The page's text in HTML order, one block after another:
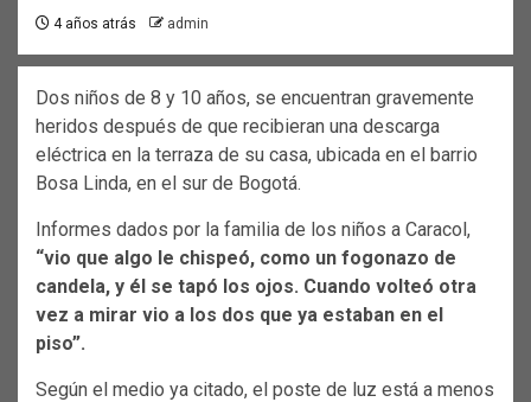
4 años atrás admin
Dos niños de 8 y 10 años, se encuentran gravemente
heridos después de que recibieran una descarga
eléctrica en la terraza de su casa, ubicada en el barrio
Bosa Linda, en el sur de Bogotá.
Informes dados por la familia de los niños a Caracol,
“vio que algo le chispeó, como un fogonazo de
candela, y él se tapó los ojos. Cuando volteó otra
vez a mirar vio a los dos que ya estaban en el
piso”.
Según el medio ya citado, el poste de luz está a menos